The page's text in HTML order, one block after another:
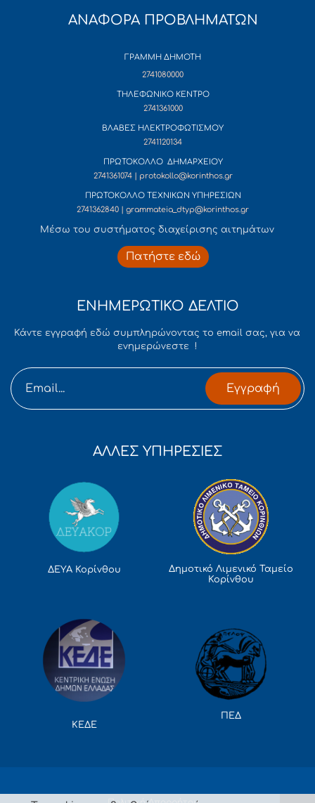
ΑΝΑΦΟΡΑ ΠΡΟΒΛΗΜΑΤΩΝ
ΓΡΑΜΜΗ ΔΗΜΟΤΗ
2741080000
ΤΗΛΕΦΩΝΙΚΟ ΚΕΝΤΡΟ
2741361000
ΒΛΑΒΕΣ ΗΛΕΚΤΡΟΦΩΤΙΣΜΟΥ
2741120134
ΠΡΩΤΟΚΟΛΛΟ ΔΗΜΑΡΧΕΙΟΥ
2741361074 | protokollo@korinthos.gr
ΠΡΩΤΟΚΟΛΛΟ ΤΕΧΝΙΚΩΝ ΥΠΗΡΕΣΙΩΝ
2741362840 | grammateia_dtyp@korinthos.gr
Mέσω του συστήματος διαχείρισης αιτημάτων
Πατήστε εδώ
ΕΝΗΜΕΡΩΤΙΚΟ ΔΕΛΤΙΟ
Κάντε εγγραφή εδώ συμπληρώνοντας το email σας, για να
ενημερώνεστε !
Εγγραφή
ΑΛΛΕΣ ΥΠΗΡΕΣΙΕΣ
ΔΕΥΑ Κορίνθου
Δημοτικό Λιμενικό Ταμείο
Κορίνθου
ΚΕΔΕ
ΠΕΔ